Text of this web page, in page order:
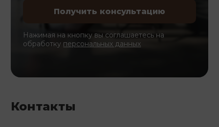
Нажимая на кнопку вы соглашаетесь на
обработку персональных данных
Контакты